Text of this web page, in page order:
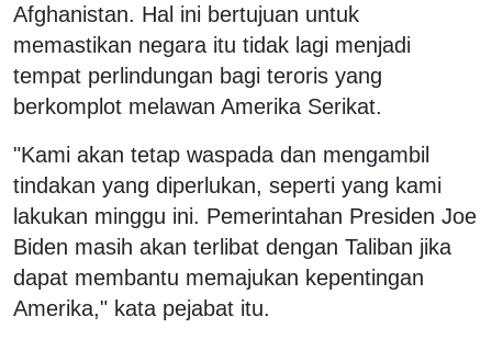
Afghanistan. Hal ini bertujuan untuk
memastikan negara itu tidak lagi menjadi
tempat perlindungan bagi teroris yang
berkomplot melawan Amerika Serikat.
"Kami akan tetap waspada dan mengambil
tindakan yang diperlukan, seperti yang kami
lakukan minggu ini. Pemerintahan Presiden Joe
Biden masih akan terlibat dengan Taliban jika
dapat membantu memajukan kepentingan
Amerika," kata pejabat itu.